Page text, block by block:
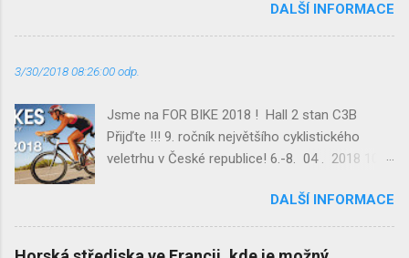
prezentovat novinku v ČR Laser – Trap ----
GolfTRAP ---- Yooner TRAP Party ---- a
Najdete nás v hale 2 , C 08
v=c94d712fb913fa690631345713cdbb58
Nemáte ještě vstupenku? Stáhněte si od nás
čestnou vstupenku. Těšíme se na vás! Tým
DALŠÍ INFORMACE
3/30/2018 08:26:00 odp.
Jsme na FOR BIKE 2018 ! Hall 2 stan C3B
Přijďte !!! 9. ročník největšího cyklistického
veletrhu v České republice! 6.-8. 04 . 2018 10–
www.Yooner.cz Hillstrike Snowtrikes.com
Přijďte !!! PVA EXPO PRAHA Beranových 667,
199 00 Prague www.FORBIKES.cz
DALŠÍ INFORMACE